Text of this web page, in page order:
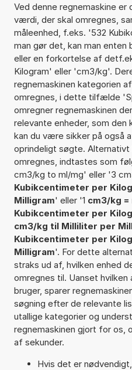
Ved denne regnemaskine
værdi, der skal omregnes,
måleenhed, f.eks. '532
man gør det, kan man enten
eller en forkortelse af
Kilogram' eller 'cm3/kg'.
regnemaskinen kategorien
omregnes, i dette tilfælde
omregner regnemaskinen
relevante enheder, som den
kan du være sikker på også
oprindeligt søgte.
omregnes, indtastes som
cm3/kg to ml/mg' eller '3
Kubikcentimeter per
Milligram' eller '1 cm3/kg =
Kubikcentimeter per
cm3/kg til Milliliter per
Kubikcentimeter per
Milligram'. For dette
straks ud af, hvilken enhed
omregnes til. Uanset hvilken
bruger, sparer
søgning efter de relevante
utallige kategorier og
regnemaskinen gjort for os,
af sekunder.
Hvis det er